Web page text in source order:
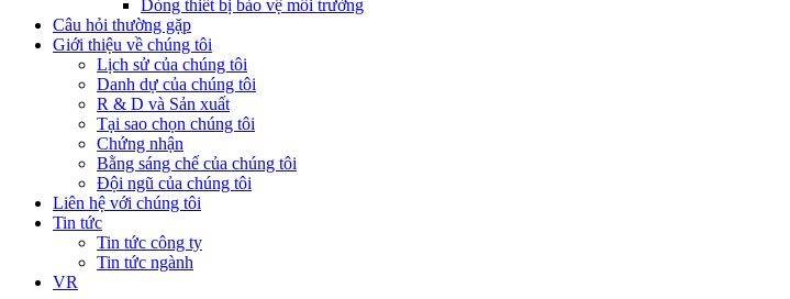
Dòng thiết bị bảo vệ môi trường
Câu hỏi thường gặp
Giới thiệu về chúng tôi
Lịch sử của chúng tôi
Danh dự của chúng tôi
R & D và Sản xuất
Tại sao chọn chúng tôi
Chứng nhận
Bằng sáng chế của chúng tôi
Đội ngũ của chúng tôi
Liên hệ với chúng tôi
Tin tức
Tin tức công ty
Tin tức ngành
VR